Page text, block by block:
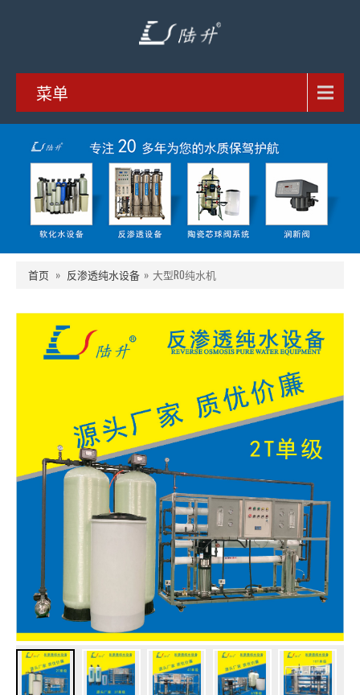
菜单
首页 » 反渗透纯水设备 » 大型RO纯水机